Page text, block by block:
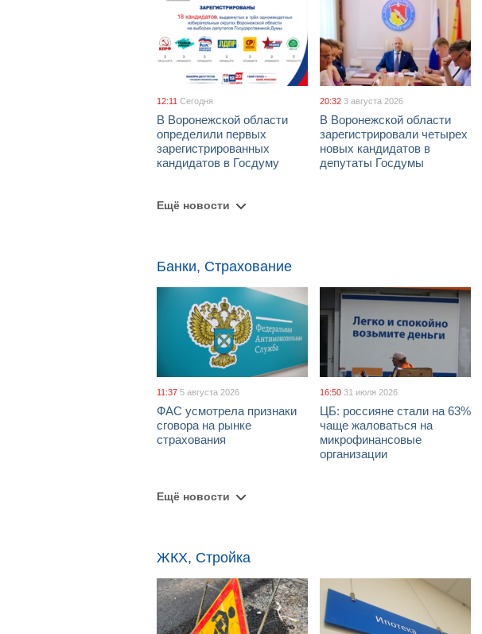
12:11 Сегодня
В Воронежской области
определили первых
зарегистрированных
кандидатов в Госдуму
20:32 3 августа 2026
В Воронежской области
зарегистрировали четырех
новых кандидатов в
депутаты Госдумы
Ещё новости
Банки, Страхование
11:37 5 августа 2026
ФАС усмотрела признаки
сговора на рынке
страхования
16:50 31 июля 2026
ЦБ: россияне стали на 63%
чаще жаловаться на
микрофинансовые
организации
Ещё новости
ЖКХ, Стройка